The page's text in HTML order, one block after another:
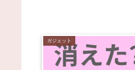
ガジェット